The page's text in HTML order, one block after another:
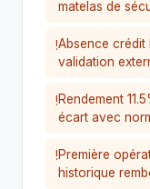
matelas de
!Absence crédit
validation
!Rendement
écart avec
!Première
historique